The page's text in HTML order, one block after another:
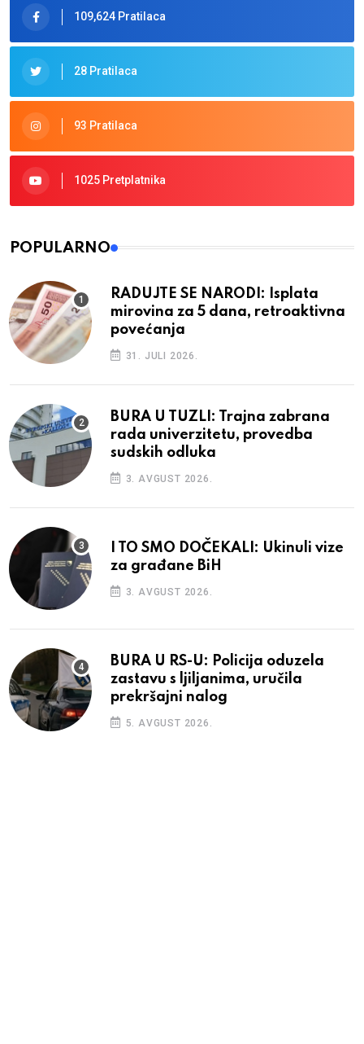
109,624 Pratilaca
28 Pratilaca
93 Pratilaca
1025 Pretplatnika
POPULARNO
RADUJTE SE NARODI: Isplata
mirovina za 5 dana, retroaktivna
povećanja
31. JULI 2026.
BURA U TUZLI: Trajna zabrana
rada univerzitetu, provedba
sudskih odluka
3. AVGUST 2026.
I TO SMO DOČEKALI: Ukinuli vize
za građane BiH
3. AVGUST 2026.
BURA U RS-U: Policija oduzela
zastavu s ljiljanima, uručila
prekršajni nalog
5. AVGUST 2026.